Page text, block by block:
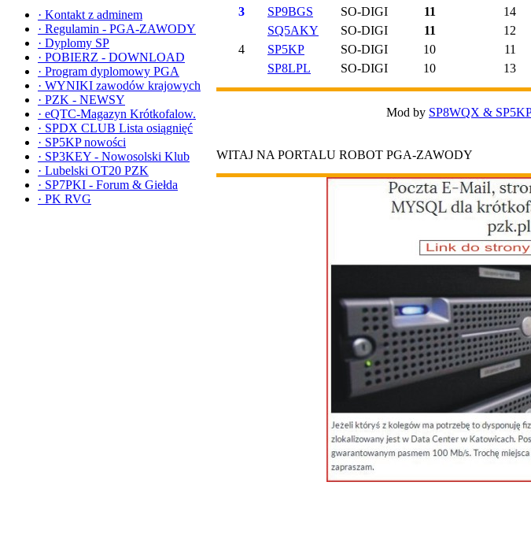
· Kontakt z adminem
· Regulamin - PGA-ZAWODY
· Dyplomy SP
· POBIERZ - DOWNLOAD
· Program dyplomowy PGA
· WYNIKI zawodów krajowych
· PZK - NEWSY
· eQTC-Magazyn Krótkofalow.
· SPDX CLUB Lista osiągnięć
· SP5KP nowości
· SP3KEY - Nowosolski Klub
· Lubelski OT20 PZK
· SP7PKI - Forum & Giełda
· PK RVG
3
SP9BGS SO-DIGI 11 14
SQ5AKY
SO-DIGI 11 12
4
SP5KP SO-DIGI 10 11
SP8LPL
SO-DIGI 10 13
Mod by SP8WQX & SP5KP
WITAJ NA PORTALU ROBOT PGA-ZAWODY